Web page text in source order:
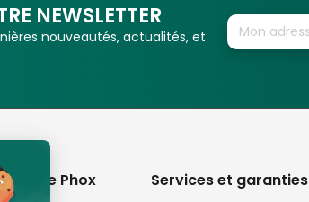
NEWSLETTER
nouveautés, actualités, et
de Phox Services et garanties